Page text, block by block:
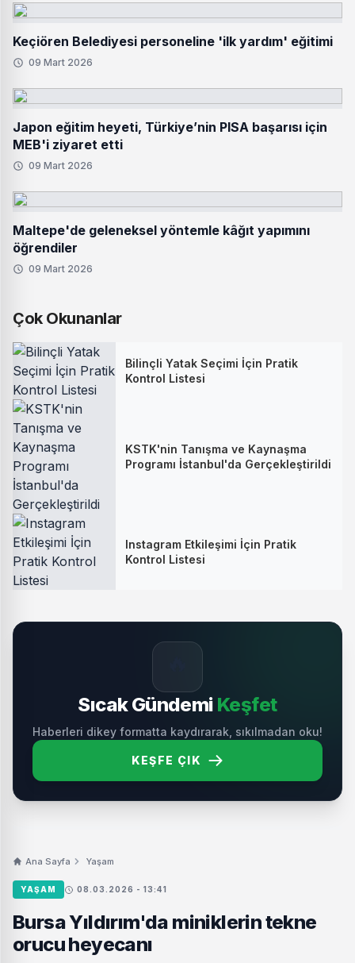
Keçiören Belediyesi personeline 'ilk yardım' eğitimi
09 Mart 2026
Japon eğitim heyeti, Türkiye’nin PISA başarısı için
MEB'i ziyaret etti
09 Mart 2026
Maltepe'de geleneksel yöntemle kâğıt yapımını
öğrendiler
09 Mart 2026
Çok Okunanlar
Bilinçli Yatak Seçimi İçin Pratik
Kontrol Listesi
KSTK'nin Tanışma ve Kaynaşma
Programı İstanbul'da Gerçekleştirildi
Instagram Etkileşimi İçin Pratik
Kontrol Listesi
Sıcak Gündemi Keşfet
Haberleri dikey formatta kaydırarak, sıkılmadan oku!
KEŞFE ÇIK
Ana Sayfa Yaşam
YAŞAM 08.03.2026 - 13:41
Bursa Yıldırım'da miniklerin tekne
orucu heyecanı